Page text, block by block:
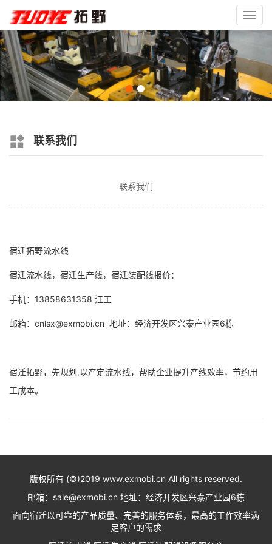
联系我们
联系我们
宿迁拓野流水线
宿迁流水线，宿迁生产线，宿迁装配线报价：
手机：13858631358 江工
邮箱：cnlsx@exmobi.cn 地址：经济开发区兴泰产业园6栋
宿迁拓野，先规划,以产定流水线，帮助企业提升产线效率，节约用
工成本。
版权所有 (©)2019 www.exmobi.cn All rights reserved.
邮箱：sale@exmobi.cn 地址：经济开发区兴泰产业园6栋
面向宿迁以可靠的产品质量、完善的服务体系，最高的工作效率满
足客户的需求